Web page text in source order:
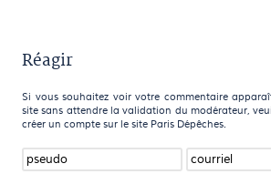
Réagir
Si vous souhaitez voir votre commentaire
site sans attendre la validation du modérateur,
créer un compte sur le site Paris Dépêches.